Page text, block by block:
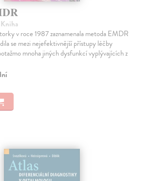
v roce 1987 zaznamenala metoda EMDR
se mezi nejefektivnější přístupy léčby
mnoha jiných dysfunkcí vyplývajících z